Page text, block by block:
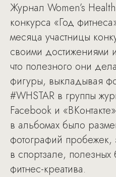
Журнал Women’s
конкурса «Год
месяца участницы
своими достижениями
что полезного они
фигуры, выкладывая
#WHSTAR в группы
Facebook и
в альбомах было
фотографий
в спортзале,
фитнес-креатива.